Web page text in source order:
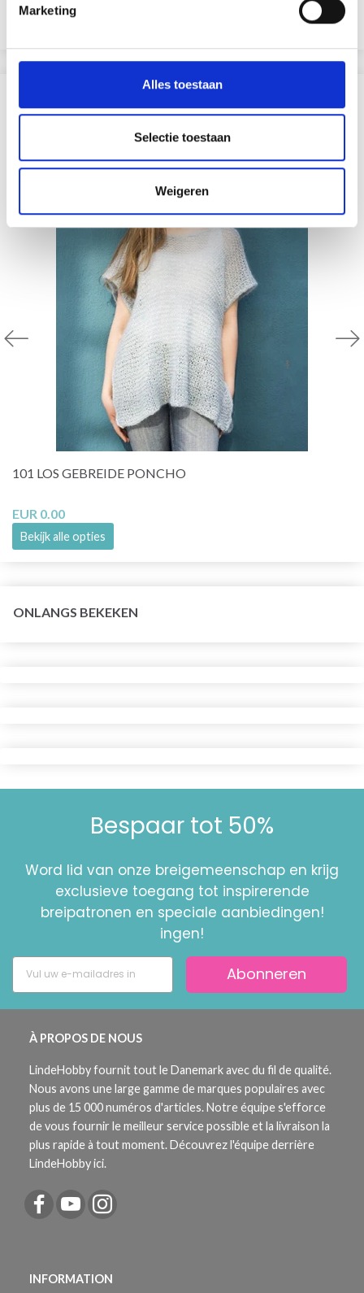
Marketing
Alles toestaan
Selectie toestaan
Weigeren
101 LOS GEBREIDE PONCHO
EUR 0.00
Bekijk alle opties
ONLANGS BEKEKEN
Bespaar tot 50%
Word lid van onze breigemeenschap en krijg
exclusieve toegang tot inspirerende
breipatronen en speciale aanbiedingen!
ingen!
Abonneren
À PROPOS DE NOUS
LindeHobby fournit tout le Danemark avec du fil de qualité.
Nous avons une large gamme de marques populaires avec
plus de 15 000 numéros d'articles. Notre équipe s'efforce
de vous fournir le meilleur service possible et la livraison la
plus rapide à tout moment. Découvrez l'équipe derrière
LindeHobby ici.
INFORMATION